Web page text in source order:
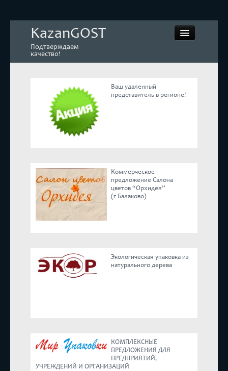
KazanGOST
Подтверждаем
качество!
Контрольная закупка
Дегустации. Экспертиза
Экспертное мнение
Корпоративные блоги
Предложения
Ваш удаленный
представитель в регионе!
Коммерческое
предложение Салона
цветов “Орхидея”
(г.Балаково)
Экологическая упаковка из
натурального дерева
КОМПЛЕКСНЫЕ
ПРЕДЛОЖЕНИЯ ДЛЯ
ПРЕДПРИЯТИЙ,
УЧРЕЖДЕНИЙ И ОРГАНИЗАЦИЙ